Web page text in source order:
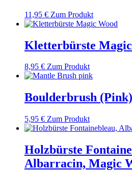
11,95 € Zum Produkt
Kletterbürste
8,95 € Zum Produkt
Boulderbrush (Pink)
5,95 € Zum Produkt
Holzbürste
Albarracin, Magic